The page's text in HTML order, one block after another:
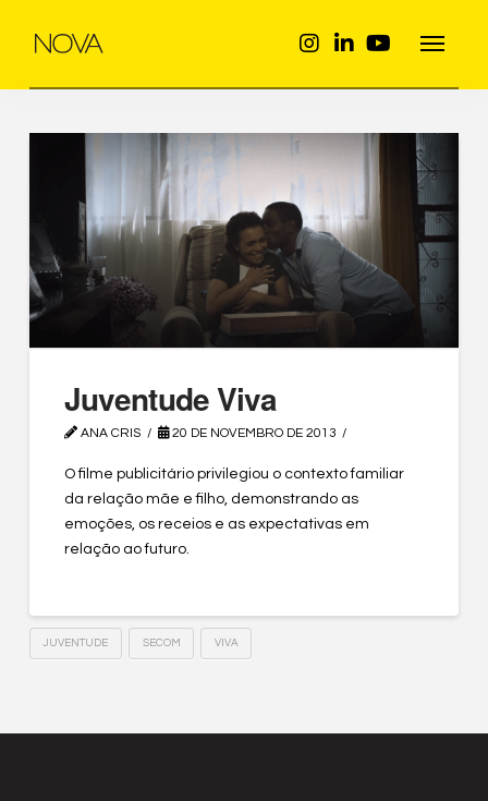
Juventude Viva
ANA CRIS 20 DE NOVEMBRO DE 2013
O filme publicitário privilegiou o contexto familiar
da relação mãe e filho, demonstrando as
emoções, os receios e as expectativas em
relação ao futuro.
JUVENTUDE SECOM VIVA